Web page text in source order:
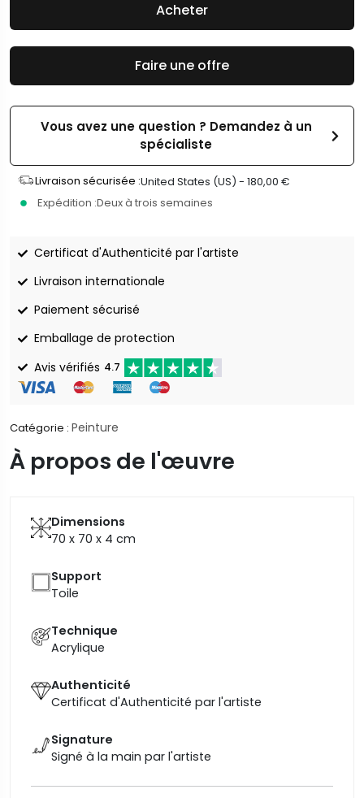
Faire une offre
Vous avez une question ? Demandez à un
spécialiste
Livraison sécurisée :United States (US) - 180,00 €
Expédition :Deux à trois semaines
Certificat d'Authenticité par l'artiste
Livraison internationale
Paiement sécurisé
Emballage de protection
Avis vérifiés 4.7
Catégorie : Peinture
Acheter
À propos de l'œuvre
Dimensions
70 x 70 x 4 cm
Support
Toile
Technique
Acrylique
Authenticité
Certificat d'Authenticité par l'artiste
Signature
Signé à la main par l'artiste